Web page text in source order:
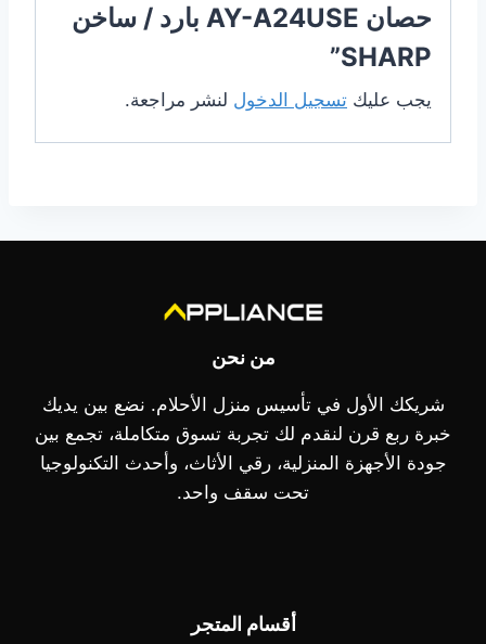
حصان AY-A24USE بارد / ساخن
SHARP”
يجب عليك تسجيل الدخول لنشر مراجعة.
من نحن
شريكك الأول في تأسيس منزل الأحلام. نضع بين يديك
خبرة ربع قرن لنقدم لك تجربة تسوق متكاملة، تجمع بين
جودة الأجهزة المنزلية، رقي الأثاث، وأحدث التكنولوجيا
تحت سقف واحد.
أقسام المتجر